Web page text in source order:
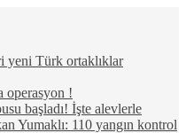
yeni Türk ortaklıklar
operasyon !
başladı! İşte alevlerle
Yumaklı: 110 yangın kontrol